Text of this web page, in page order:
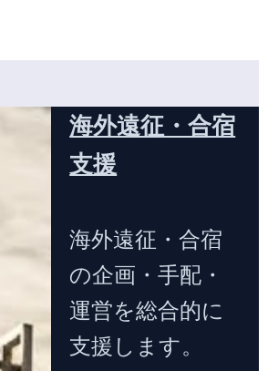
海外遠征・合宿
支援
海外遠征・合宿
の企画・手配・
運営を総合的に
支援します。